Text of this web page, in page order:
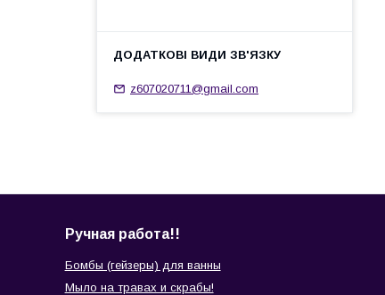
z607020711@gmail.com
Ручная работа!!
Бомбы (гейзеры) для ванны
Мыло на травах и скрабы!